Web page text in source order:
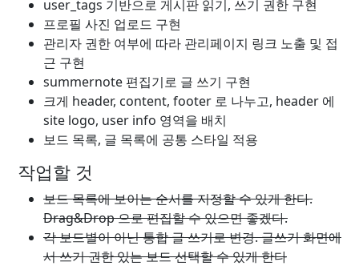
user_tags 기반으로 게시판 읽기, 쓰기 권한 구현
프로필 사진 업로드 구현
관리자 권한 여부에 따라 관리페이지 링크 노출 및 접
근 구현
summernote 편집기로 글 쓰기 구현
크게 header, content, footer 로 나누고, header 에
site logo, user info 영역을 배치
보드 목록, 글 목록에 공통 스타일 적용
작업할 것
보드 목록에 보이는 순서를 지정할 수 있게 한다.
Drag&Drop 으로 편집할 수 있으면 좋겠다.
각 보드별이 아닌 통합 글 쓰기로 변경. 글쓰기 화면에
서 쓰기 권한 있는 보드 선택할 수 있게 한다